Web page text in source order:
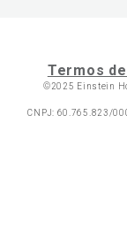
Termos
©2025 Einstein
CNPJ: 60.765.823/